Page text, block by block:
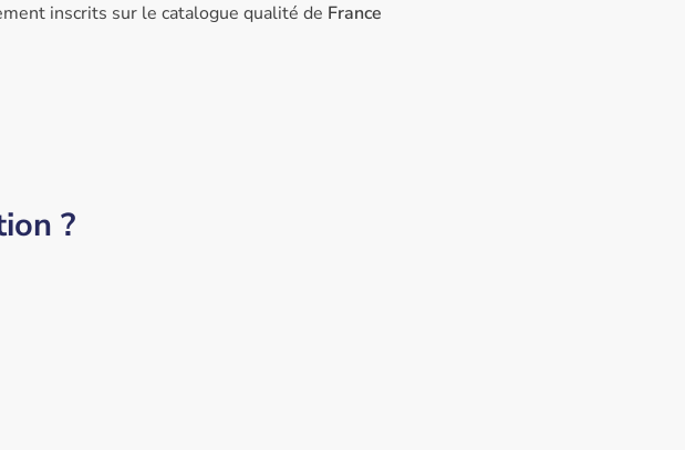
inscrits sur le catalogue qualité de France
?